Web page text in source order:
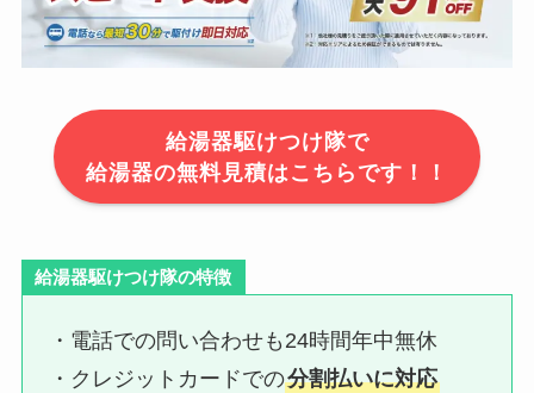
給湯器駆けつけ隊で
給湯器の無料見積はこちらです！！
給湯器駆けつけ隊の特徴
・電話での問い合わせも24時間年中無休
・クレジットカードでの分割払いに対応